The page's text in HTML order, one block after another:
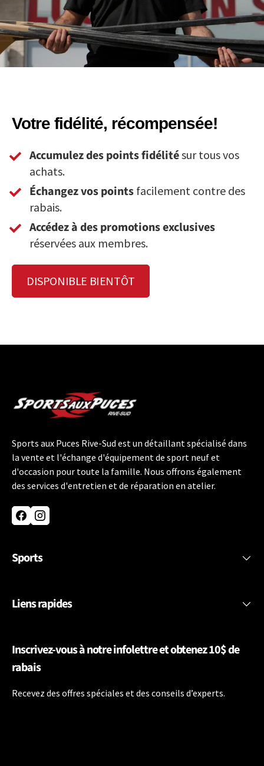
Votre fidélité, récompensée!
Accumulez des points fidélitésur tous vos
achats.
Échangez vos points facilement contre des
rabais.
Accédez à des promotions exclusives
réservées aux membres.
DISPONIBLE BIENTÔT
Sports aux Puces Rive-Sud est un détaillant spécialisé dans
la vente et l'échange d'équipement de sport neuf et
d'occasion pour toute la famille. Nous offrons également
des services d'entretien et de réparation en atelier.
FacebookInstagram
Sports
Liens rapides
Inscrivez-vous à notre infolettre et obtenez 10$ de
rabais
Recevez des offres spéciales et des conseils d’experts.